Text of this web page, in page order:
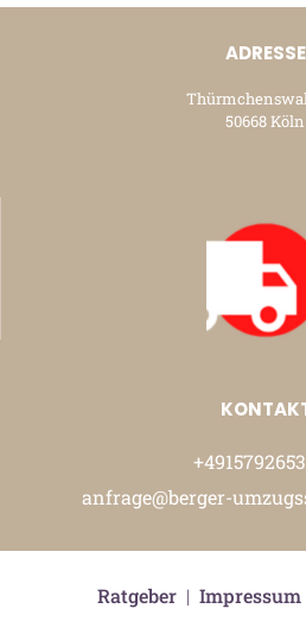
ADRESSE
50668 Köln
anfrage@berger-
Ratgeber| Impressum